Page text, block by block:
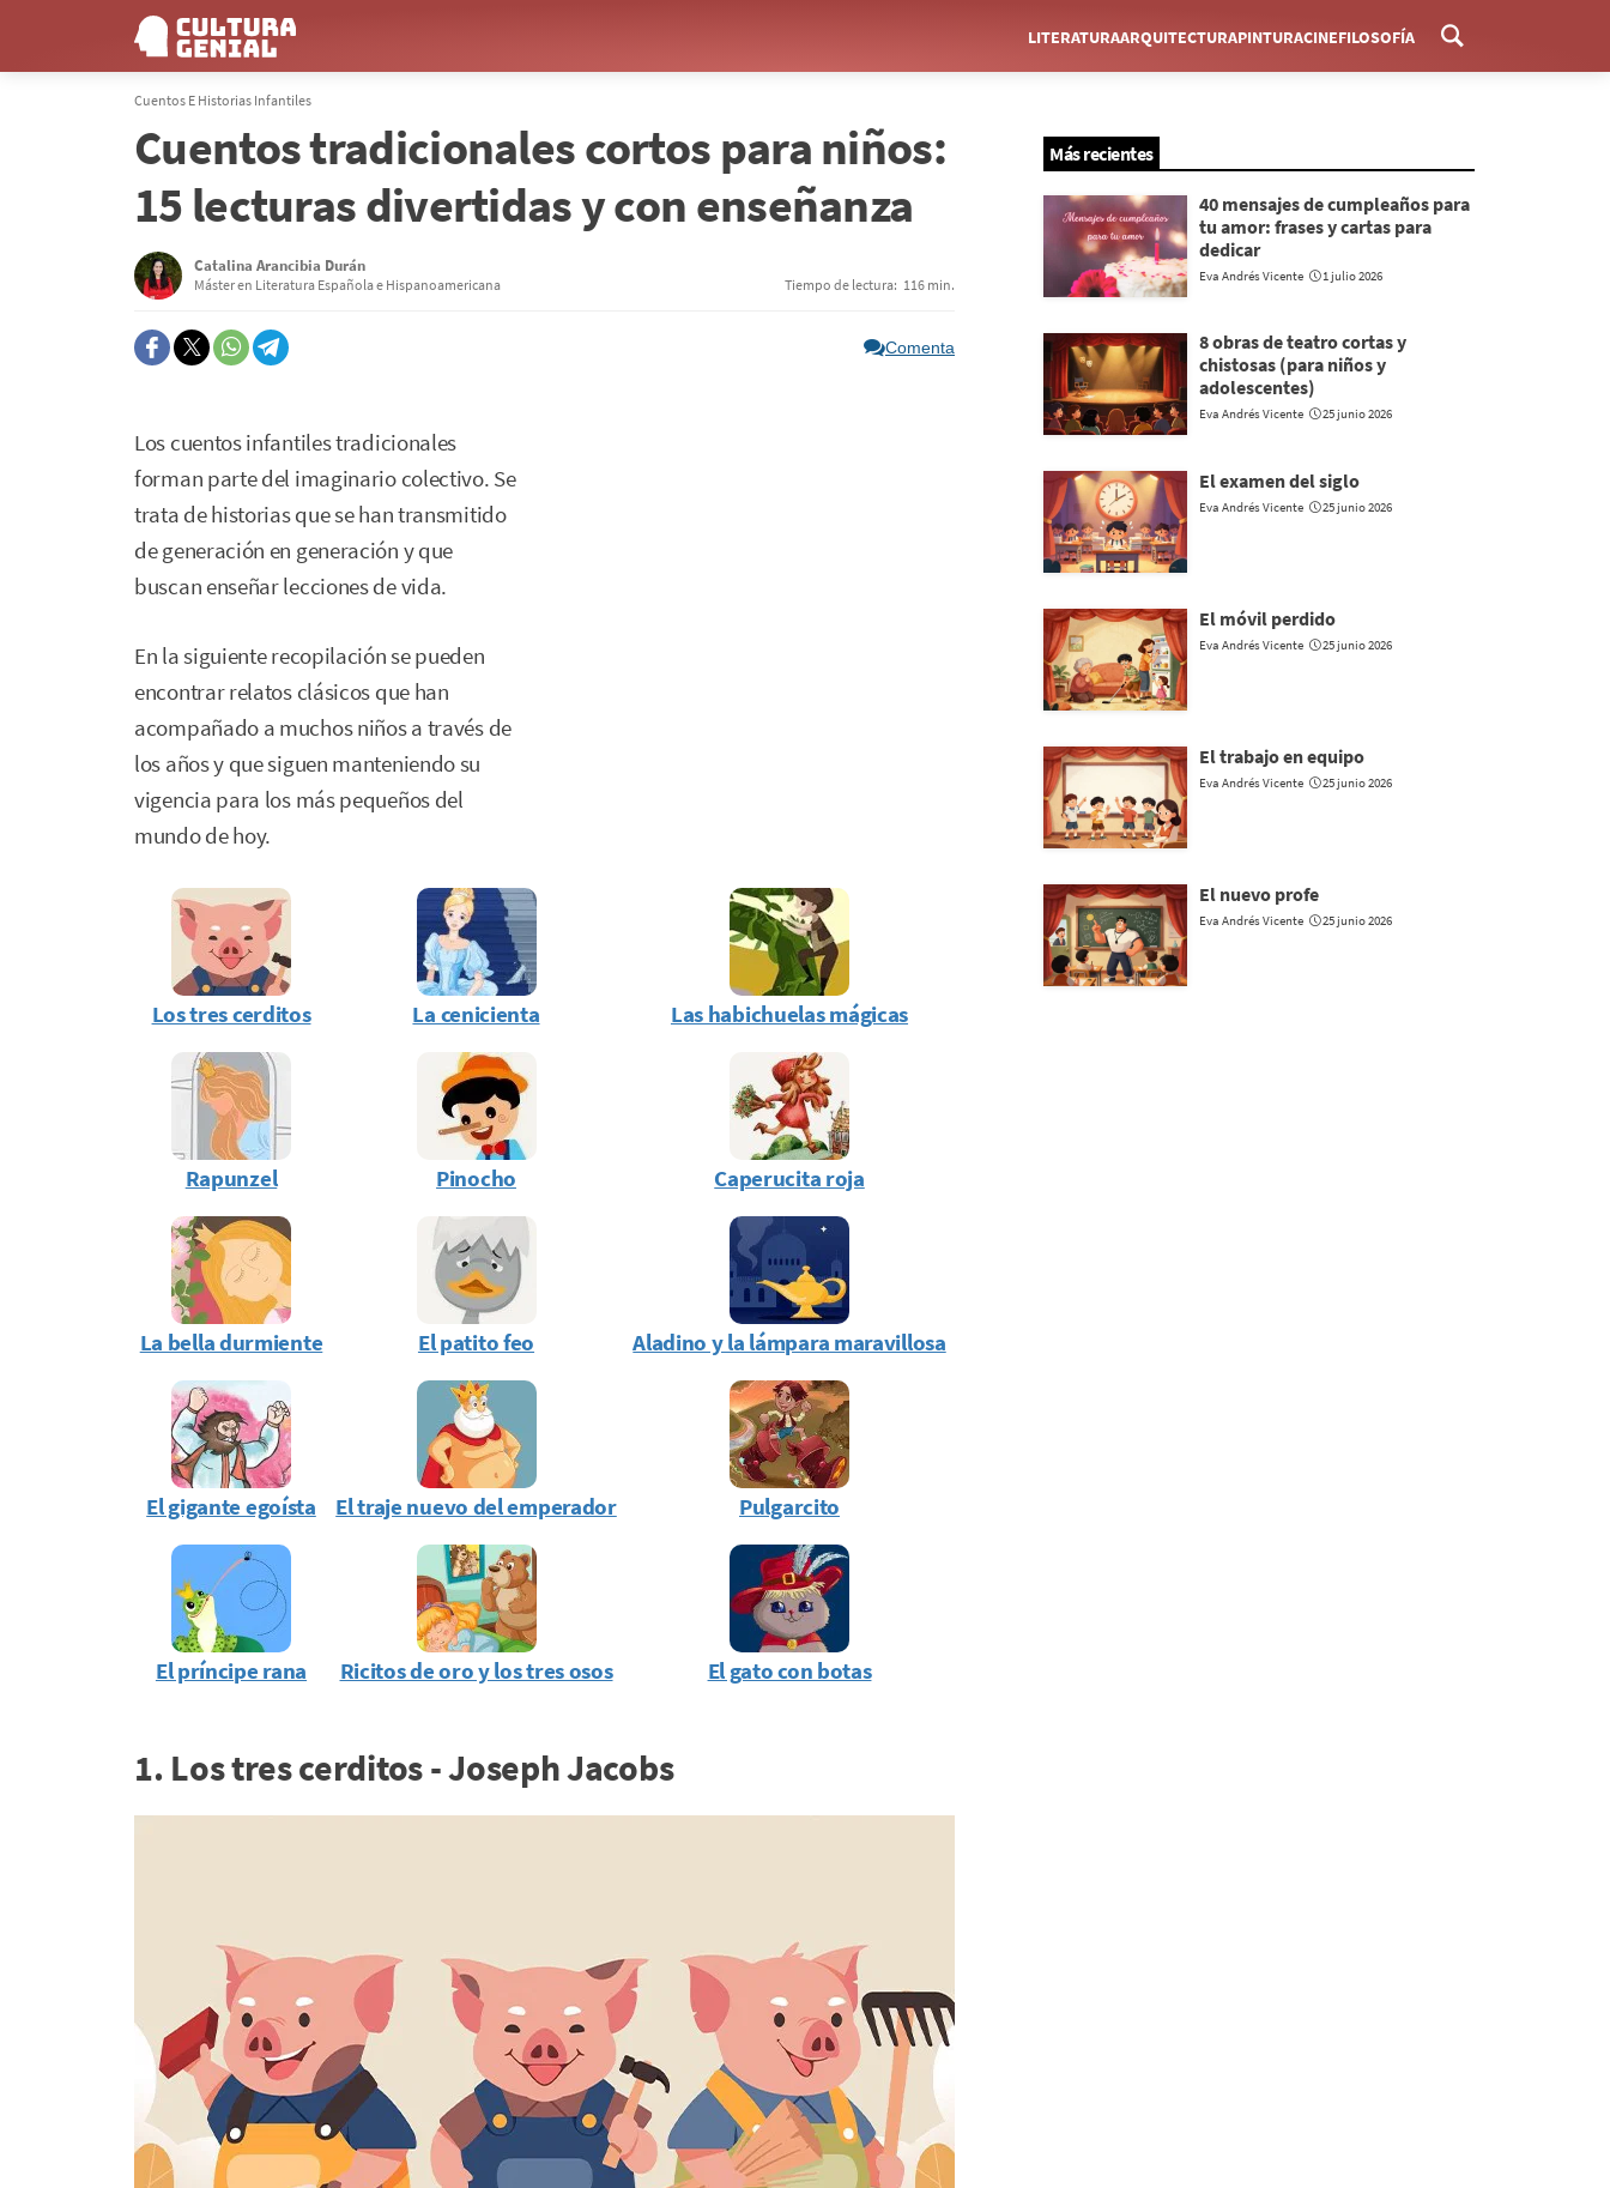
Menú
LITERATURAARQUITECTURAPINTURACINEFILOSOFÍA
Cuentos E Historias Infantiles
Cuentos tradicionales cortos para niños:
15 lecturas divertidas y con enseñanza
Catalina Arancibia Durán
Máster en Literatura Española e Hispanoamericana Tiempo de lectura: 116 min.
Comenta
Los cuentos infantiles tradicionales
forman parte del imaginario colectivo. Se
trata de historias que se han transmitido
de generación en generación y que
buscan enseñar lecciones de vida.
En la siguiente recopilación se pueden
encontrar relatos clásicos que han
acompañado a muchos niños a través de
los años y que siguen manteniendo su
vigencia para los más pequeños del
mundo de hoy.
Los tres cerditos La cenicienta Las habichuelas mágicas
Rapunzel Pinocho Caperucita roja
La bella durmiente El patito feo Aladino y la lámpara maravillosa
El gigante egoísta El traje nuevo del emperador Pulgarcito
El príncipe rana Ricitos de oro y los tres osos El gato con botas
1. Los tres cerditos - Joseph Jacobs
Más recientes
40 mensajes de cumpleaños para
tu amor: frases y cartas para
dedicar
Eva Andrés Vicente 1 julio 2026
8 obras de teatro cortas y
chistosas (para niños y
adolescentes)
Eva Andrés Vicente 25 junio 2026
El examen del siglo
Eva Andrés Vicente 25 junio 2026
El móvil perdido
Eva Andrés Vicente 25 junio 2026
El trabajo en equipo
Eva Andrés Vicente 25 junio 2026
El nuevo profe
Eva Andrés Vicente 25 junio 2026